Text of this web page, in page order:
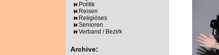
Politik
Reisen
Religiöses
Senioren
Verband / Bezirk
Archive: